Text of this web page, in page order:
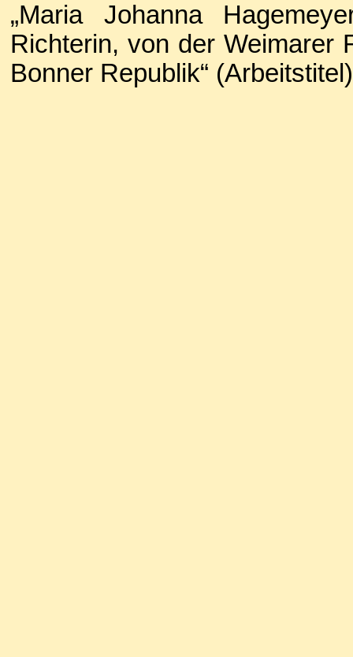
„Maria Johanna
Richterin, von der Weimarer
Bonner Republik“ (Arbeitstitel)